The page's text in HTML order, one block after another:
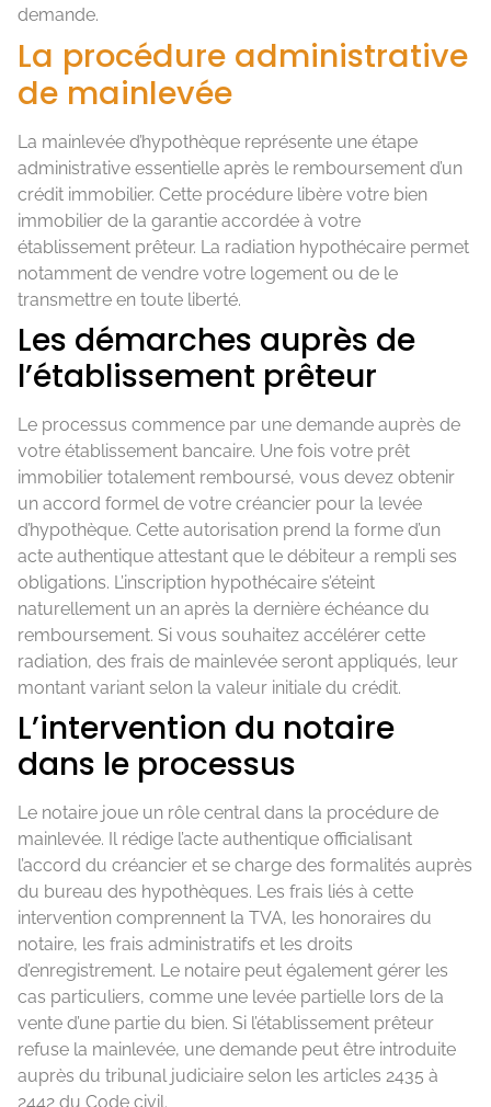
demande.
La procédure administrative
de mainlevée
La mainlevée d’hypothèque représente une étape
administrative essentielle après le remboursement d’un
crédit immobilier. Cette procédure libère votre bien
immobilier de la garantie accordée à votre
établissement prêteur. La radiation hypothécaire permet
notamment de vendre votre logement ou de le
transmettre en toute liberté.
Les démarches auprès de
l’établissement prêteur
Le processus commence par une demande auprès de
votre établissement bancaire. Une fois votre prêt
immobilier totalement remboursé, vous devez obtenir
un accord formel de votre créancier pour la levée
d’hypothèque. Cette autorisation prend la forme d’un
acte authentique attestant que le débiteur a rempli ses
obligations. L’inscription hypothécaire s’éteint
naturellement un an après la dernière échéance du
remboursement. Si vous souhaitez accélérer cette
radiation, des frais de mainlevée seront appliqués, leur
montant variant selon la valeur initiale du crédit.
L’intervention du notaire
dans le processus
Le notaire joue un rôle central dans la procédure de
mainlevée. Il rédige l’acte authentique officialisant
l’accord du créancier et se charge des formalités auprès
du bureau des hypothèques. Les frais liés à cette
intervention comprennent la TVA, les honoraires du
notaire, les frais administratifs et les droits
d’enregistrement. Le notaire peut également gérer les
cas particuliers, comme une levée partielle lors de la
vente d’une partie du bien. Si l’établissement prêteur
refuse la mainlevée, une demande peut être introduite
auprès du tribunal judiciaire selon les articles 2435 à
2442 du Code civil.